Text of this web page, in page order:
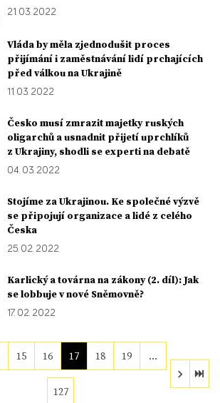
21. 03. 2022
Vláda by měla zjednodušit proces
přijímání i zaměstnávání lidí prchajících
před válkou na Ukrajině
11. 03. 2022
Česko musí zmrazit majetky ruských
oligarchů a usnadnit přijetí uprchlíků
z Ukrajiny, shodli se experti na debatě
04. 03. 2022
Stojíme za Ukrajinou. Ke společné výzvě
se připojují organizace a lidé z celého
Česka
25. 02. 2022
Karlický a továrna na zákony (2. díl): Jak
se lobbuje v nové Sněmovně?
17. 02. 2022
15 16 17 18 19 …
127